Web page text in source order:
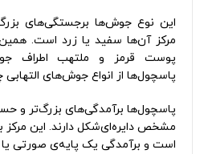
این نوع جوش‌ها برجستگی‌های
مرکز آن‌ها سفید یا زرد است.
پوست قرمز و ملتهب اطراف
پاسچول‌ها از انواع جوش‌های
پاسچول‌ها برآمدگی‌های بزرگ‌تر و
مشخص دایره‌ای‌شکل دارند. این مرکز
است و برآمدگی یک پایه‌ی صورتی یا